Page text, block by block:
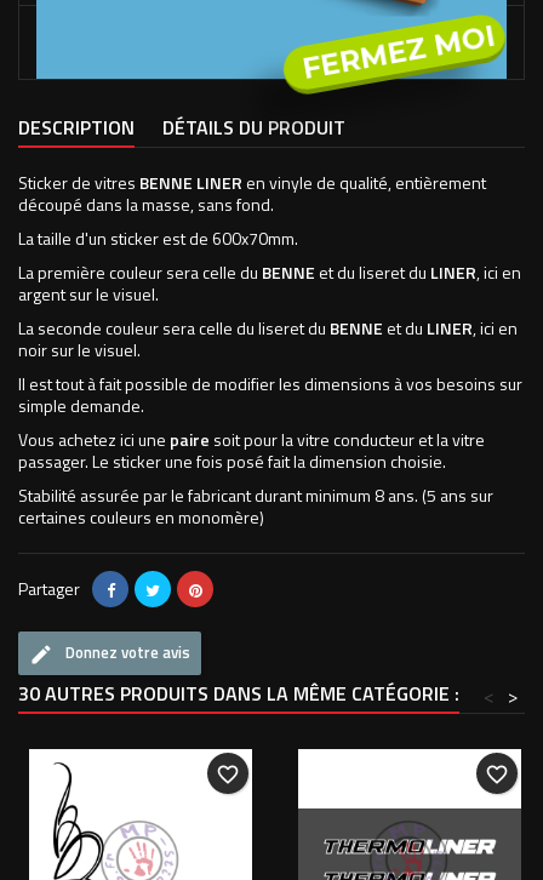
À NOS LOCAUX DANS LES VOSGES.
DESCRIPTION DÉTAILS DU PRODUIT
Sticker de vitres BENNE LINER en vinyle de qualité, entièrement
découpé dans la masse, sans fond.
La taille d'un sticker est de 600x70mm.
La première couleur sera celle du BENNE et du liseret du LINER, ici en
argent sur le visuel.
La seconde couleur sera celle du liseret du BENNE et du LINER, ici en
noir sur le visuel.
Il est tout à fait possible de modifier les dimensions à vos besoins sur
simple demande.
Vous achetez ici une paire soit pour la vitre conducteur et la vitre
passager. Le sticker une fois posé fait la dimension choisie.
Stabilité assurée par le fabricant durant minimum 8 ans. (5 ans sur
certaines couleurs en monomère)
Partager
Donnez votre avis
30 AUTRES PRODUITS DANS LA MÊME CATÉGORIE : >
<
favorite_border favorite_border
FERMEZ MOI